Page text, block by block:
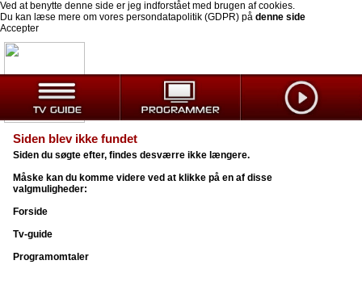
Ved at benytte denne side er jeg indforstået med brugen af cookies.
Du kan læse mere om vores persondatapolitik (GDPR) på denne side
Accepter
Siden blev ikke fundet
Siden du søgte efter, findes desværre ikke længere.
Måske kan du komme videre ved at klikke på en af disse
valgmuligheder:
Forside
Tv-guide
Programomtaler